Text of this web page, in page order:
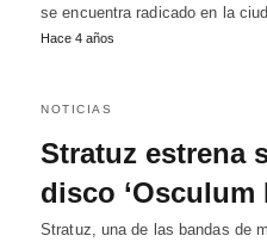
se encuentra radicado en la
Hace 4 años
NOTICIAS
Stratuz estrena
disco ‘Osculum
Stratuz, una de las bandas de